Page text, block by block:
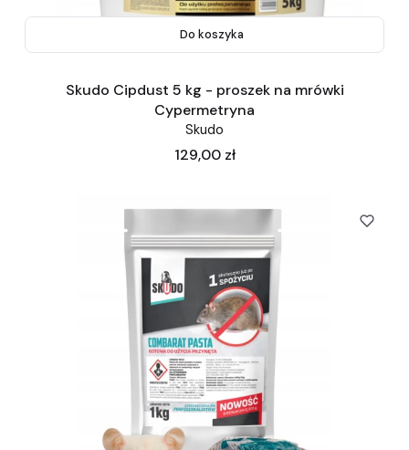
Do koszyka
Skudo Cipdust 5 kg - proszek na mrówki
Cypermetryna
Skudo
Cena
129,00 zł